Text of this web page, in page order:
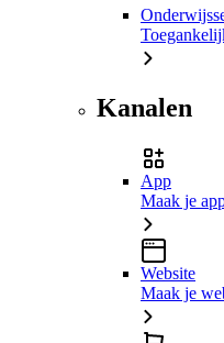
Kanalen
App
Maak je
Website
Maak je